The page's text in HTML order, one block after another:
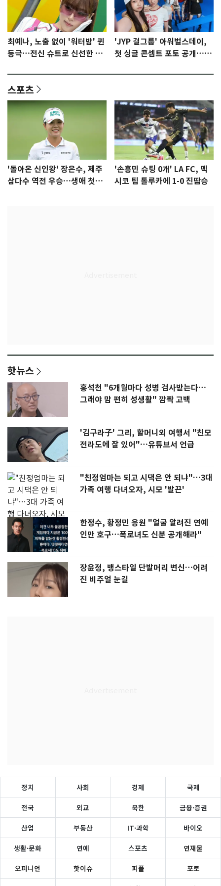
최예나, 노출 없이 '워터밤' 퀸
등극…전신 슈트로 신선한 충
'JYP 걸그룹' 아워벌스데이,
첫 싱글 콘셉트 포토 공개…청
스포츠
'돌아온 신인왕' 장은수, 제주
삼다수 역전 우승…생애 첫승
'손흥민 슈팅 0개' LA FC, 멕
시코 팀 톨루카에 1-0 진땀승
핫뉴스
홍석천 "6개월마다 성병 검사받는다…
그래야 맘 편히 성생활" 깜짝 고백
'김구라子' 그리, 할머니외 여행서 "친모
전라도에 잘 있어"…유튜브서 언급
"친정엄마는 되고 시댁은 안 되냐"…3대
가족 여행 다녀오자, 시모 '발끈'
한정수, 황정민 응원 "얼굴 알려진 연예
인만 호구…폭로녀도 신분 공개해라"
장윤정, 뱅스타일 단발머리 변신…어려
진 비주얼 눈길
정치 사회 경제 국제
전국 외교 북한 금융·증권
산업 부동산 IT·과학 바이오
생활·문화 연예 스포츠 연재물
오피니언 핫이슈 피플 포토